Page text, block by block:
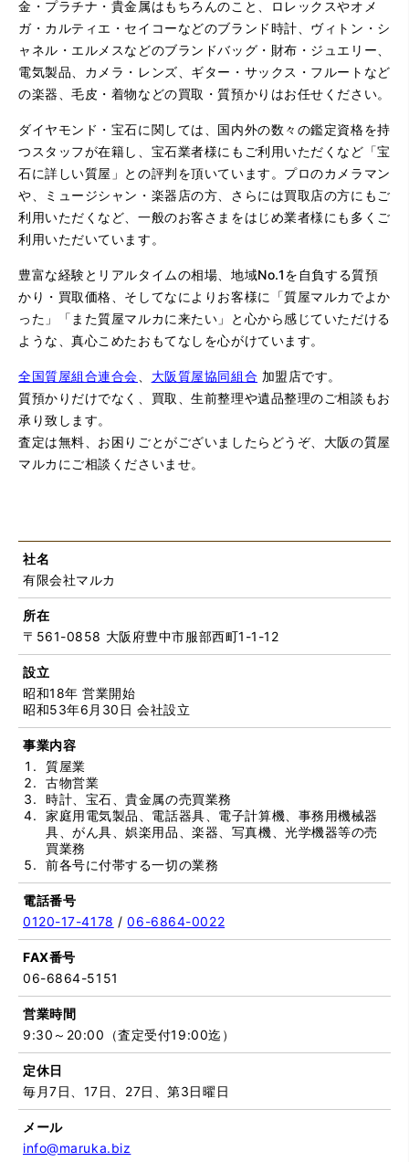
金・プラチナ・貴金属はもちろんのこと、ロレックスやオメ
ガ・カルティエ・セイコーなどのブランド時計、ヴィトン・シ
ャネル・エルメスなどのブランドバッグ・財布・ジュエリー、
電気製品、カメラ・レンズ、ギター・サックス・フルートなど
の楽器、毛皮・着物などの買取・質預かりはお任せください。
ダイヤモンド・宝石に関しては、国内外の数々の鑑定資格を持
つスタッフが在籍し、宝石業者様にもご利用いただくなど「宝
石に詳しい質屋」との評判を頂いています。プロのカメラマン
や、ミュージシャン・楽器店の方、さらには買取店の方にもご
利用いただくなど、一般のお客さまをはじめ業者様にも多くご
利用いただいています。
豊富な経験とリアルタイムの相場、地域No.1を自負する質預
かり・買取価格、そしてなによりお客様に「質屋マルカでよか
った」「また質屋マルカに来たい」と心から感じていただける
ような、真心こめたおもてなしを心がけています。
全国質屋組合連合会 大阪質屋協同組合 加盟店です。
質預かりだけでなく、買取、生前整理や遺品整理のご相談もお
承り致します。
査定は無料、お困りごとがございましたらどうぞ、大阪の質屋
マルカにご相談くださいませ。
社名
有限会社マルカ
所在
〒561-0858 大阪府豊中市服部西町1-1-12
設立
昭和18年 営業開始
昭和53年6月30日 会社設立
事業内容
質屋業
古物営業
時計、宝石、貴金属の売買業務
家庭用電気製品、電話器具、電子計算機、事務用機械器
具、がん具、娯楽用品、楽器、写真機、光学機器等の売
買業務
前各号に付帯する一切の業務
電話番号
0120-17-4178 /06-6864-0022
FAX番号
06-6864-5151
営業時間
9:30～20:00（査定受付19:00迄）
定休日
毎月7日、17日、27日、第3日曜日
メール
info@maruka.biz